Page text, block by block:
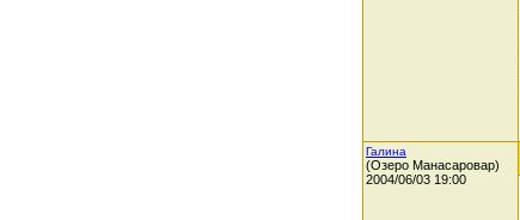
Галина
(Озеро Манасаровар)
2004/06/03 19:00